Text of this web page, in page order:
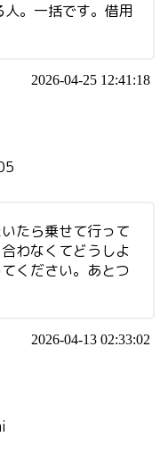
。一括です。借用
2026-04-25 12:41:18
たら乗せて行って
わなくてどうしよ
ください。あとつ
2026-04-13 02:33:02